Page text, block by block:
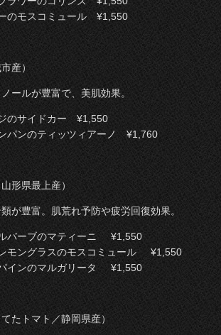
のモスコミュール ¥1,550
産）
ールが豊富で、美肌効果。
のサイドカー ¥1,550
パンのティッツィアーノ ¥1,760
形県最上産）
が豊富。肌荒れ予防や疲労回復効果。
ルバーブのマティーニ ¥1,550
レモングラスのモスコミュール ¥1,550
パインのマルガリータ ¥1,550
たトマト／静岡県産）